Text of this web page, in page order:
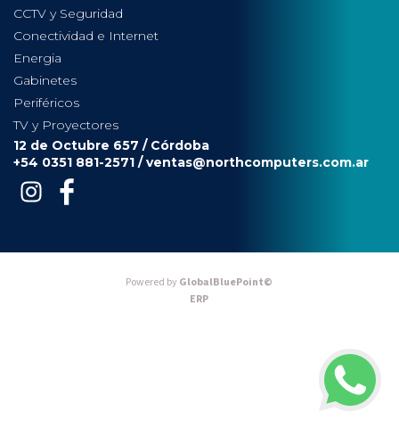
CCTV y Seguridad
Conectividad e Internet
Energia
Gabinetes
Periféricos
TV y Proyectores
12 de Octubre 657 / Córdoba
+54 0351 881-2571 /ventas@northcomputers.com.ar
Powered byGlobalBluePoint©
ERP